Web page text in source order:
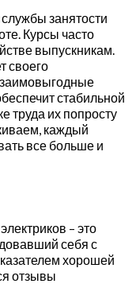
занятости
Курсы часто
выпускникам.
своего
стабильной
труда их попросту
каждый
все больше и
– это
себя с
хорошей
отзывы